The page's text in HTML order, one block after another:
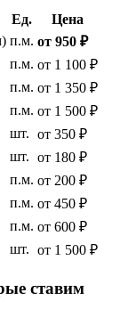
Ед.
Цена
п.м. от 950 ₽
п.м. от 1 100 ₽
п.м. от 1 350 ₽
п.м. от 1 500 ₽
шт. от 350 ₽
шт. от 180 ₽
п.м. от 200 ₽
п.м. от 450 ₽
п.м. от 600 ₽
шт. от 1 500 ₽
ставим